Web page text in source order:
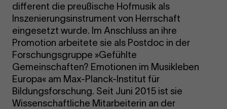
different die preußische Hofmusik als
Inszenierungsinstrument von Herrschaft
eingesetzt wurde. Im Anschluss an ihre
Promotion arbeitete sie als Postdoc in der
Forschungsgruppe »Gefühlte
Gemeinschaften? Emotionen im Musikleben
Europa« am Max-Planck-Institut für
Bildungsforschung. Seit Juni 2015 ist sie
Wissenschaftliche Mitarbeiterin an der